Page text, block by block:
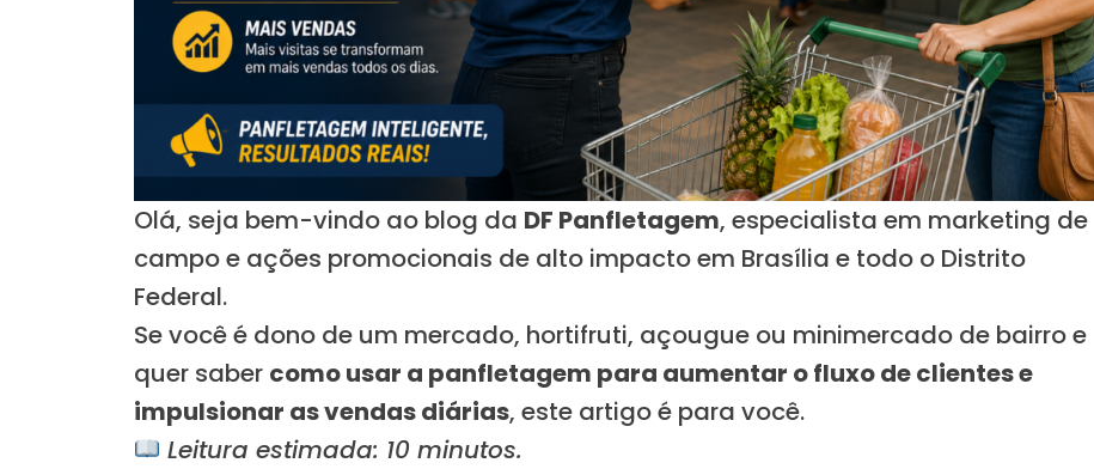
Olá, seja bem-vindo ao blog da DF Panfletagem, especialista em marketing de
campo e ações promocionais de alto impacto em Brasília e todo o Distrito
Federal.
Se você é dono de um mercado, hortifruti, açougue ou minimercado de bairro e
quer saber como usar a panfletagem para aumentar o fluxo de clientes e
impulsionar as vendas diárias, este artigo é para você.
Leitura estimada: 10 minutos.